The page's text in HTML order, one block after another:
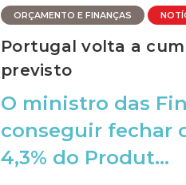
ORÇAMENTO E FINANÇAS
Portugal volta a
previsto
O ministro das
conseguir fechar
4,3% do Produt...